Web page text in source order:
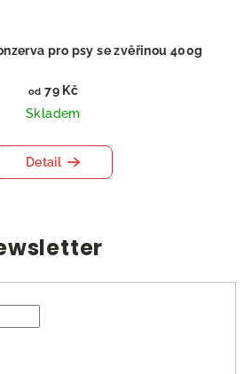
pro psy se zvěřinou 400g
od 79 Kč
Skladem
Detail